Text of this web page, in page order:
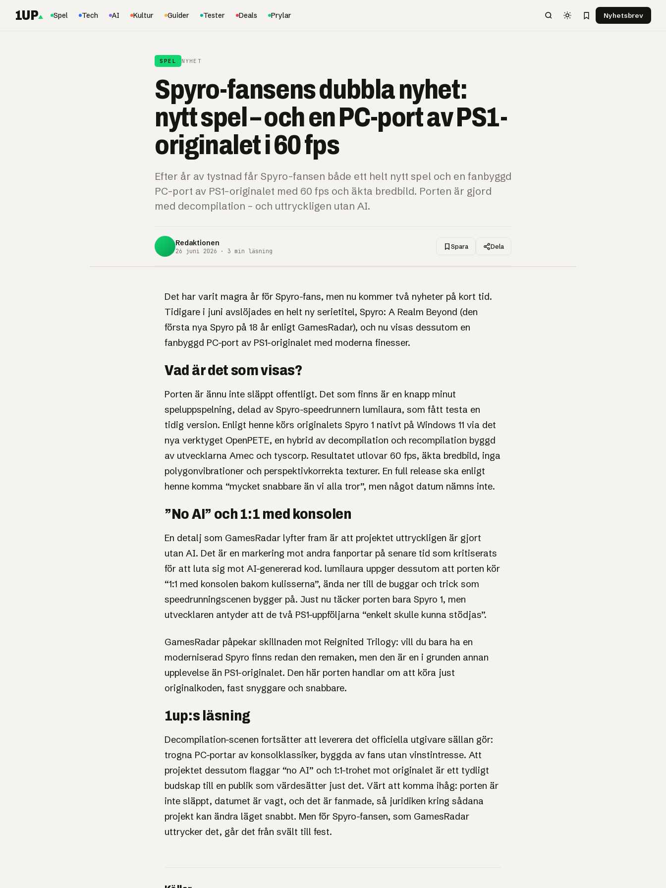
1UP Spel Tech AI Kultur Guider Tester Deals Prylar Nyhetsbrev
SPEL NYHET
Spyro-fansens dubbla nyhet:
nytt spel – och en PC-port av PS1-
originalet i 60 fps
Efter år av tystnad får Spyro-fansen både ett helt nytt spel och en fanbyggd
PC-port av PS1-originalet med 60 fps och äkta bredbild. Porten är gjord
med decompilation – och uttryckligen utan AI.
Redaktionen
26 juni 2026 · 3 min läsning
Spara Dela
Spyro-fansens
dubbla nyhet: nytt
spel – och en PC-port
av PS1-originalet i
60 fps
Originalets Spyro körs nu nativt på Windows i 60 fps – byggt
av fans, helt utan AI.
Det har varit magra år för Spyro-fans, men nu kommer två nyheter på kort tid.
Tidigare i juni avslöjades en helt ny serietitel, Spyro: A Realm Beyond (den
första nya Spyro på 18 år enligt GamesRadar), och nu visas dessutom en
fanbyggd PC-port av PS1-originalet med moderna finesser.
Vad är det som visas?
Porten är ännu inte släppt offentligt. Det som finns är en knapp minut
speluppspelning, delad av Spyro-speedrunnern lumilaura, som fått testa en
tidig version. Enligt henne körs originalets Spyro 1 nativt på Windows 11 via det
nya verktyget OpenPETE, en hybrid av decompilation och recompilation byggd
av utvecklarna Amec och tyscorp. Resultatet utlovar 60 fps, äkta bredbild, inga
polygonvibrationer och perspektivkorrekta texturer. En full release ska enligt
henne komma “mycket snabbare än vi alla tror”, men något datum nämns inte.
”No AI” och 1:1 med konsolen
En detalj som GamesRadar lyfter fram är att projektet uttryckligen är gjort
utan AI. Det är en markering mot andra fanportar på senare tid som kritiserats
för att luta sig mot AI-genererad kod. lumilaura uppger dessutom att porten kör
“1:1 med konsolen bakom kulisserna”, ända ner till de buggar och trick som
speedrunningscenen bygger på. Just nu täcker porten bara Spyro 1, men
utvecklaren antyder att de två PS1-uppföljarna “enkelt skulle kunna stödjas”.
GamesRadar påpekar skillnaden mot Reignited Trilogy: vill du bara ha en
moderniserad Spyro finns redan den remaken, men den är en i grunden annan
upplevelse än PS1-originalet. Den här porten handlar om att köra just
originalkoden, fast snyggare och snabbare.
1up:s läsning
Decompilation-scenen fortsätter att leverera det officiella utgivare sällan gör:
trogna PC-portar av konsolklassiker, byggda av fans utan vinstintresse. Att
projektet dessutom flaggar “no AI” och 1:1-trohet mot originalet är ett tydligt
budskap till en publik som värdesätter just det. Värt att komma ihåg: porten är
inte släppt, datumet är vagt, och det är fanmade, så juridiken kring sådana
projekt kan ändra läget snabbt. Men för Spyro-fansen, som GamesRadar
uttrycker det, går det från svält till fest.